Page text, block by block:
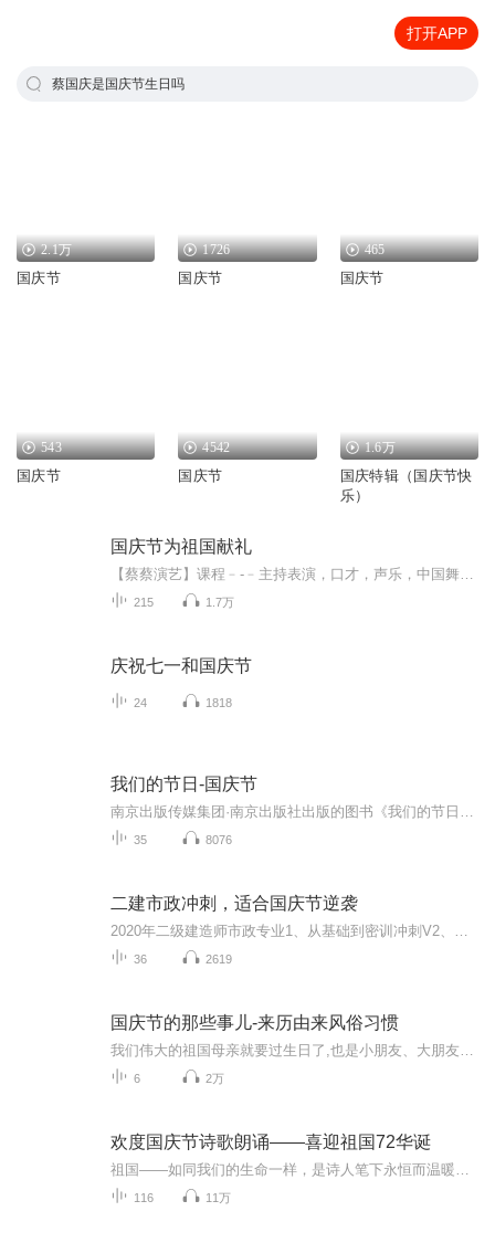
打开APP
蔡国庆是国庆节生日吗
2.1万
国庆节
1726
国庆节
465
国庆节
543
国庆节
4542
国庆节
1.6万
国庆特辑（国庆节快
乐）
国庆节为祖国献礼
215 1.7万
庆祝七一和国庆节
24 1818
我们的节日-国庆节
35 8076
二建市政冲刺，适合国庆节逆袭
36 2619
国庆节的那些事儿-来历由来风俗习惯
6 2万
欢度国庆节诗歌朗诵——喜迎祖国72华诞
116 11万